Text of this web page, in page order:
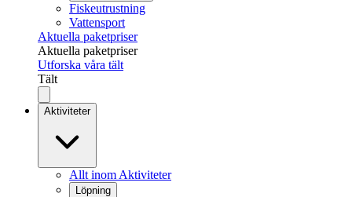
Fiskeutrustning
Vattensport
Aktuella paketpriser
Aktuella paketpriser
Utforska våra tält
Tält
Aktiviteter
Allt inom Aktiviteter
Löpning